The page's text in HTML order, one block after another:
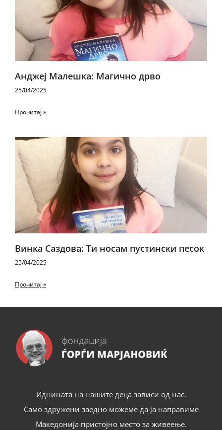
Анджеј Малешка: Магично дрво
25/04/2025
Прочитај »
Винка Саздова: Ти носам пустински песок
25/04/2025
Прочитај »
Иднината на нашите деца зависи од нас.
Само здружени заедно можеме да ја направиме
Македонија пристојно место за живеење.